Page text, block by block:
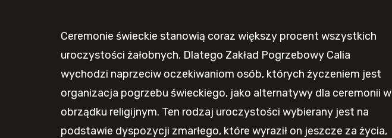
Ceremonie świeckie stanowią coraz większy procent wszystkich
uroczystości żałobnych. Dlatego Zakład Pogrzebowy Calia
wychodzi naprzeciw oczekiwaniom osób, których życzeniem jest
organizacja pogrzebu świeckiego, jako alternatywy dla ceremonii w
obrządku religijnym. Ten rodzaj uroczystości wybierany jest na
podstawie dyspozycji zmarłego, które wyraził on jeszcze za życia,